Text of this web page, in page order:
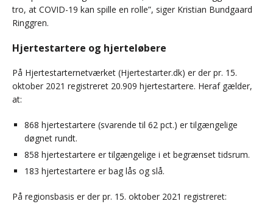
tro, at COVID-19 kan spille en rolle”, siger Kristian Bundgaard
Ringgren.
Hjertestartere og hjerteløbere
På Hjertestarternetværket (Hjertestarter.dk) er der pr. 15.
oktober 2021 registreret 20.909 hjertestartere. Heraf gælder,
at:
868 hjertestartere (svarende til 62 pct.) er tilgængelige
døgnet rundt.
858 hjertestartere er tilgængelige i et begrænset tidsrum.
183 hjertestartere er bag lås og slå.
På regionsbasis er der pr. 15. oktober 2021 registreret: